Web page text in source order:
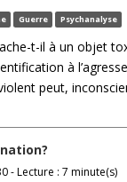
Guerre Psychanalyse
t-il à un objet
à
peut,
- Lecture : 7 minute(s)